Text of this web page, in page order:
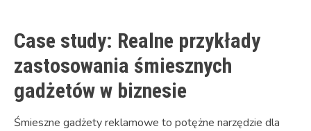
Case study: Realne przykłady
zastosowania śmiesznych
gadżetów w biznesie
Śmieszne gadżety reklamowe to potężne narzędzie dla